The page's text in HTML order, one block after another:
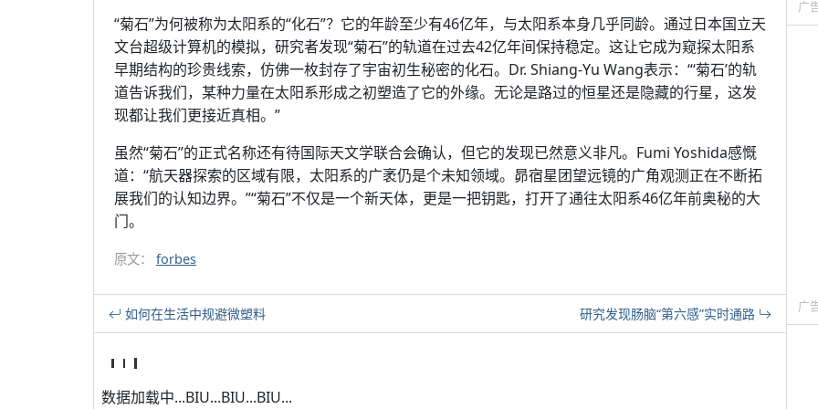
“菊石”为何被称为太阳系的“化石”？它的年龄至少有46亿年，与太阳系本身几乎同龄。通过日本国立天
文台超级计算机的模拟，研究者发现“菊石”的轨道在过去42亿年间保持稳定。这让它成为窥探太阳系
早期结构的珍贵线索，仿佛一枚封存了宇宙初生秘密的化石。Dr. Shiang-Yu Wang表示：“‘菊石’的轨
道告诉我们，某种力量在太阳系形成之初塑造了它的外缘。无论是路过的恒星还是隐藏的行星，这发
现都让我们更接近真相。”
虽然“菊石”的正式名称还有待国际天文学联合会确认，但它的发现已然意义非凡。Fumi Yoshida感慨
道：“航天器探索的区域有限，太阳系的广袤仍是个未知领域。昴宿星团望远镜的广角观测正在不断拓
展我们的认知边界。”“菊石”不仅是一个新天体，更是一把钥匙，打开了通往太阳系46亿年前奥秘的大
门。
原文： forbes
如何在生活中规避微塑料 研究发现肠脑“第六感”实时通路
数据加载中...BIU...BIU...BIU...
广
广